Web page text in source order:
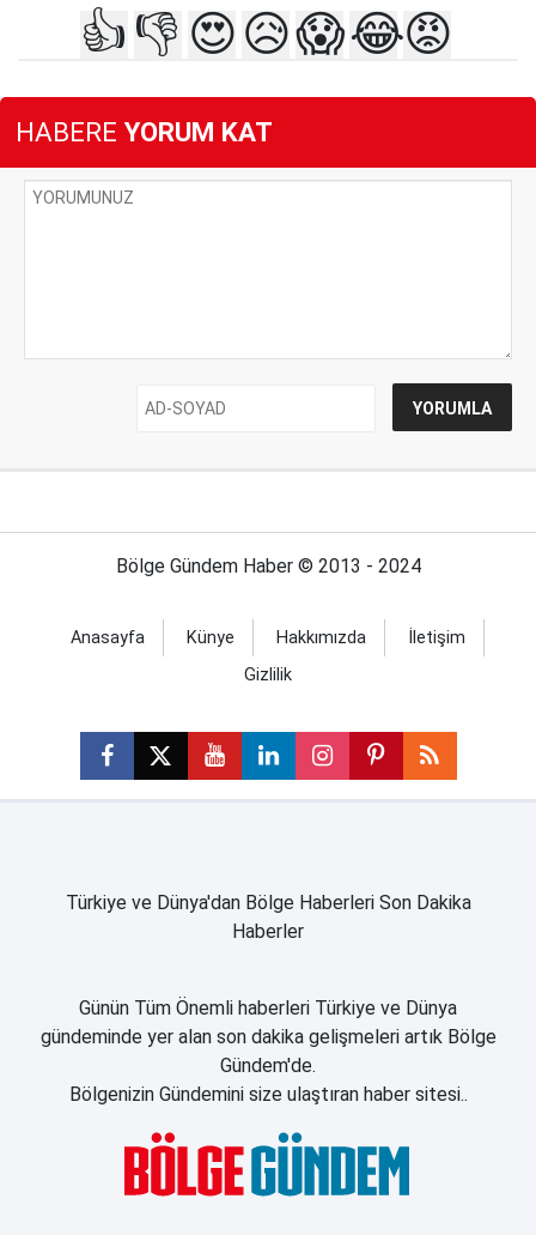
👍 👎 😍😥😱😂😡
HABERE YORUM KAT
Bölge Gündem Haber © 2013 - 2024
Anasayfa Künye Hakkımızda
İletişim
Gizlilik
Türkiye ve Dünya'dan Bölge Haberleri Son Dakika
Haberler
Günün Tüm Önemli haberleri Türkiye ve Dünya
gündeminde yer alan son dakika gelişmeleri artık Bölge
Gündem'de.
Bölgenizin Gündemini size ulaştıran haber sitesi..